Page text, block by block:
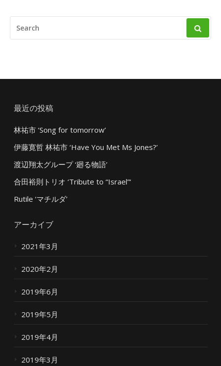
FOR:
最近の投稿
林祐市 ‘Song for tomorrow’
伊藤寛哲 林祐市 ‘Have You Met Ms Jones?’
渡辺翔太グループ ‘廻る物語’
合田裕則トリオ ‘Tribute to “Israel”‘
Rutile ‘マチルダ’
アーカイブ
2021年3月
2020年2月
2019年6月
2019年5月
2019年4月
2019年3月